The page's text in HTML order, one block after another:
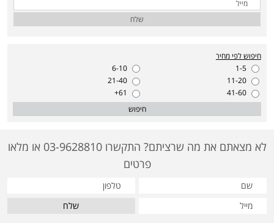
שלח
חיפוש לפי מחיר
1-5
6-10
11-20
21-40
41-60
61+
חיפוש
לא מצאתם את מה שרציתם? התקשרו 03-9628810 או מלאו
פרטים
שלח